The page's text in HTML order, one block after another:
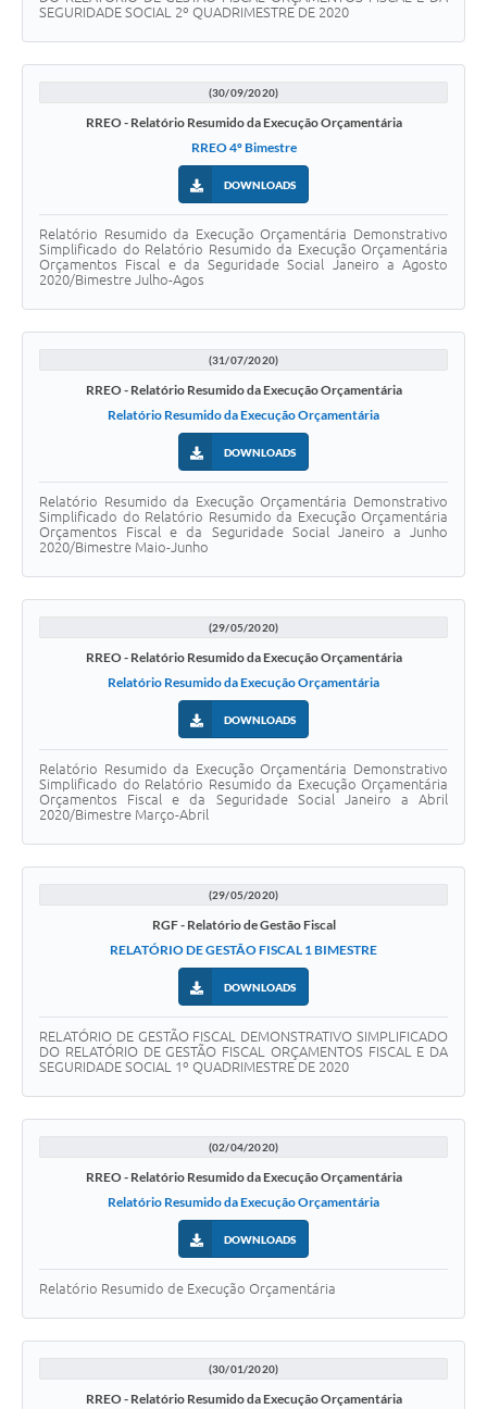
SEGURIDADE SOCIAL 2º QUADRIMESTRE DE 2020
(30/09/2020)
RREO - Relatório Resumido da Execução Orçamentária
RREO 4º Bimestre
DOWNLOADS
Relatório Resumido da Execução Orçamentária Demonstrativo
Simplificado do Relatório Resumido da Execução Orçamentária
Orçamentos Fiscal e da Seguridade Social Janeiro a Agosto
2020/Bimestre Julho-Agos
(31/07/2020)
RREO - Relatório Resumido da Execução Orçamentária
Relatório Resumido da Execução Orçamentária
DOWNLOADS
Relatório Resumido da Execução Orçamentária Demonstrativo
Simplificado do Relatório Resumido da Execução Orçamentária
Orçamentos Fiscal e da Seguridade Social Janeiro a Junho
2020/Bimestre Maio-Junho
(29/05/2020)
RREO - Relatório Resumido da Execução Orçamentária
Relatório Resumido da Execução Orçamentária
DOWNLOADS
Relatório Resumido da Execução Orçamentária Demonstrativo
Simplificado do Relatório Resumido da Execução Orçamentária
Orçamentos Fiscal e da Seguridade Social Janeiro a Abril
2020/Bimestre Março-Abril
(29/05/2020)
RGF - Relatório de Gestão Fiscal
RELATÓRIO DE GESTÃO FISCAL 1 BIMESTRE
DOWNLOADS
RELATÓRIO DE GESTÃO FISCAL DEMONSTRATIVO SIMPLIFICADO
DO RELATÓRIO DE GESTÃO FISCAL ORÇAMENTOS FISCAL E DA
SEGURIDADE SOCIAL 1º QUADRIMESTRE DE 2020
(02/04/2020)
RREO - Relatório Resumido da Execução Orçamentária
Relatório Resumido da Execução Orçamentária
DOWNLOADS
Relatório Resumido de Execução Orçamentária
(30/01/2020)
RREO - Relatório Resumido da Execução Orçamentária